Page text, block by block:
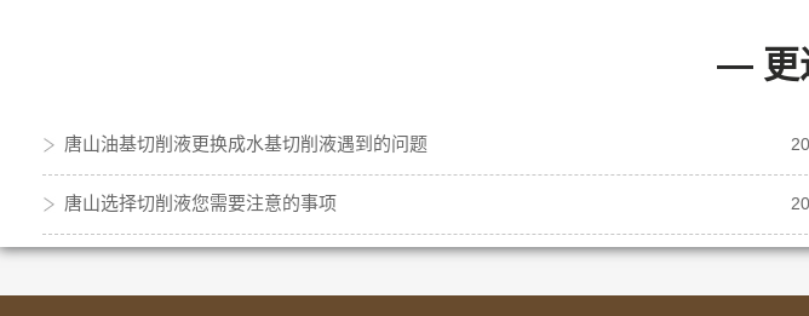
— 更
唐山油基切削液更换成水基切削液遇到的问题
唐山选择切削液您需要注意的事项